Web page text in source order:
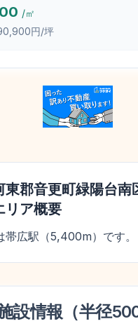
/㎡
円/坪
東郡音更町緑陽台南
リア概要
帯広駅（5,400m）です。
設情報（半径